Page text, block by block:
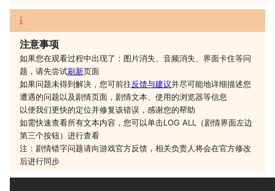
注意事项
如果您在观看过程中出现了：图片消失、音频消失、界面卡住等问
题，请先尝试刷新页面
如果问题未得到解决，您可前往反馈与建议并尽可能地详细描述您
遭遇的问题以及剧情页面，剧情文本、使用的浏览器等信息
以便我们更快的定位并修复该错误，感谢您的帮助
如需快速查看所有文本内容，您可以单击LOG ALL（剧情界面左边
第三个按钮）进行查看
注：剧情错字问题请向游戏官方反馈，相关负责人将会在官方修改
后进行同步